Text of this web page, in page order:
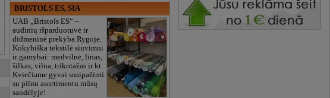
BRISTOLS ES, SIA
UAB „Bristols ES“ –
audinių išparduotuvė ir
didmeninė prekyba Rygoje.
Kokybiška tekstilė siuvimui
ir gamybai: medvilnė, linas,
šilkas, vilna, trikotažas ir kt.
Kviečiame gyvai susipažinti
su pilnu asortimentu mūsų
sandėlyje!